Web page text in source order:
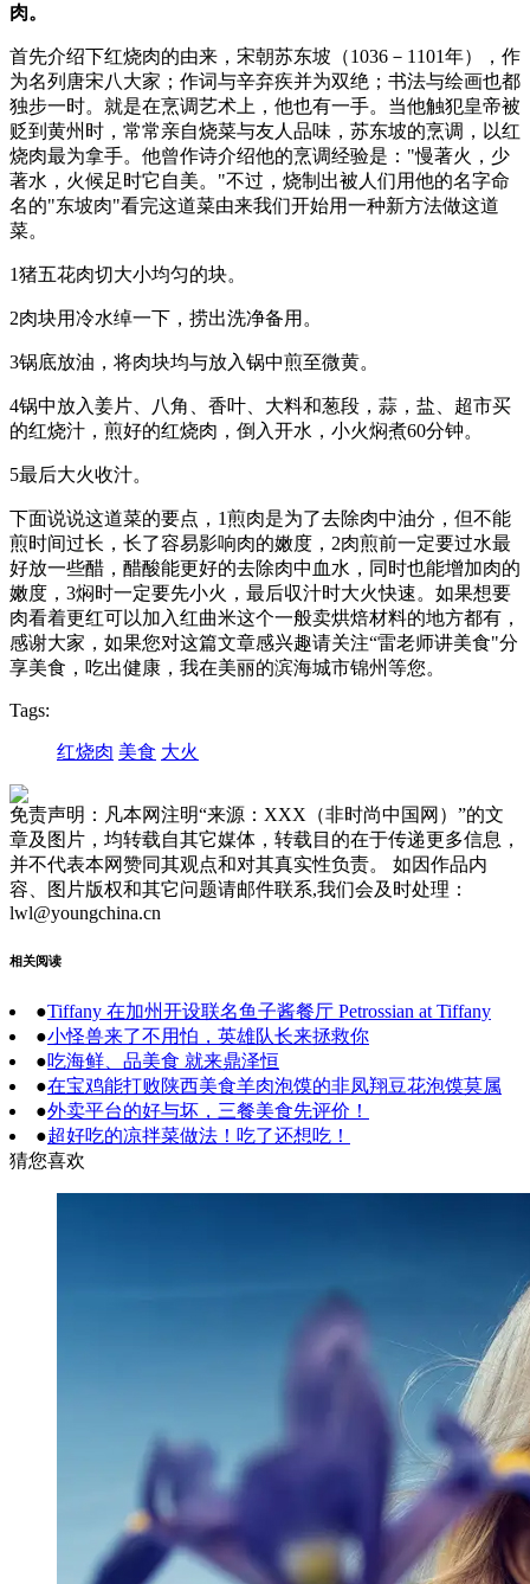
肉。
首先介绍下红烧肉的由来，宋朝苏东坡（1036－1101年），作
为名列唐宋八大家；作词与辛弃疾并为双绝；书法与绘画也都
独步一时。就是在烹调艺术上，他也有一手。当他触犯皇帝被
贬到黄州时，常常亲自烧菜与友人品味，苏东坡的烹调，以红
烧肉最为拿手。他曾作诗介绍他的烹调经验是："慢著火，少
著水，火候足时它自美。"不过，烧制出被人们用他的名字命
名的"东坡肉"看完这道菜由来我们开始用一种新方法做这道
菜。
1猪五花肉切大小均匀的块。
2肉块用冷水绰一下，捞出洗净备用。
3锅底放油，将肉块均与放入锅中煎至微黄。
4锅中放入姜片、八角、香叶、大料和葱段，蒜，盐、超市买
的红烧汁，煎好的红烧肉，倒入开水，小火焖煮60分钟。
5最后大火收汁。
下面说说这道菜的要点，1煎肉是为了去除肉中油分，但不能
煎时间过长，长了容易影响肉的嫩度，2肉煎前一定要过水最
好放一些醋，醋酸能更好的去除肉中血水，同时也能增加肉的
嫩度，3焖时一定要先小火，最后収汁时大火快速。如果想要
肉看着更红可以加入红曲米这个一般卖烘焙材料的地方都有，
感谢大家，如果您对这篇文章感兴趣请关注“雷老师讲美食"分
享美食，吃出健康，我在美丽的滨海城市锦州等您。
Tags:
红烧肉 美食 大火
免责声明：凡本网注明“来源：XXX（非时尚中国网）”的文
章及图片，均转载自其它媒体，转载目的在于传递更多信息，
并不代表本网赞同其观点和对其真实性负责。 如因作品内
容、图片版权和其它问题请邮件联系,我们会及时处理：
lwl@youngchina.cn
相关阅读
●Tiffany 在加州开设联名鱼子酱餐厅 Petrossian at Tiffany
●小怪兽来了不用怕，英雄队长来拯救你
●吃海鲜、品美食 就来鼎泽恒
●在宝鸡能打败陕西美食羊肉泡馍的非凤翔豆花泡馍莫属
●外卖平台的好与坏，三餐美食先评价！
●超好吃的凉拌菜做法！吃了还想吃！
猜您喜欢